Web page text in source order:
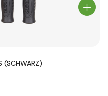
(SCHWARZ)